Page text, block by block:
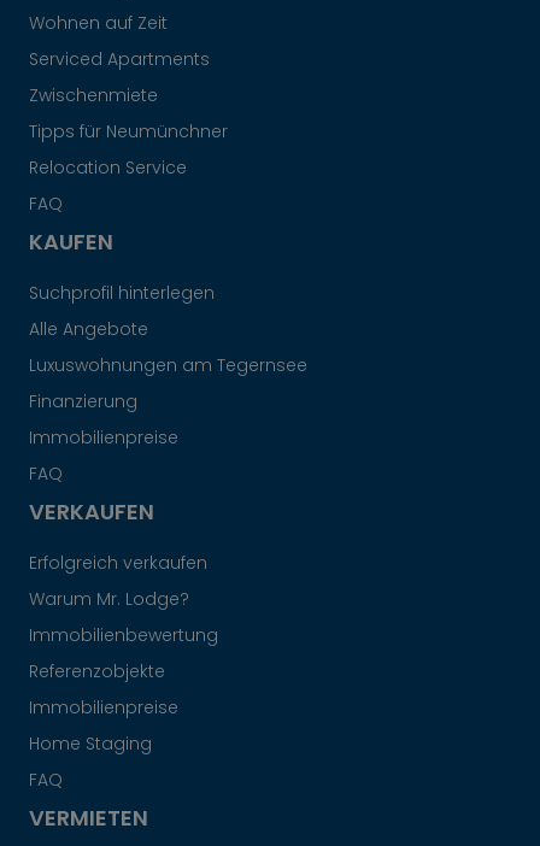
Wohnen auf Zeit
Serviced Apartments
Zwischenmiete
Tipps für Neumünchner
Relocation Service
FAQ
KAUFEN
Suchprofil hinterlegen
Alle Angebote
Luxuswohnungen am Tegernsee
Finanzierung
Immobilienpreise
FAQ
VERKAUFEN
Erfolgreich verkaufen
Warum Mr. Lodge?
Immobilienbewertung
Referenzobjekte
Immobilienpreise
Home Staging
FAQ
VERMIETEN